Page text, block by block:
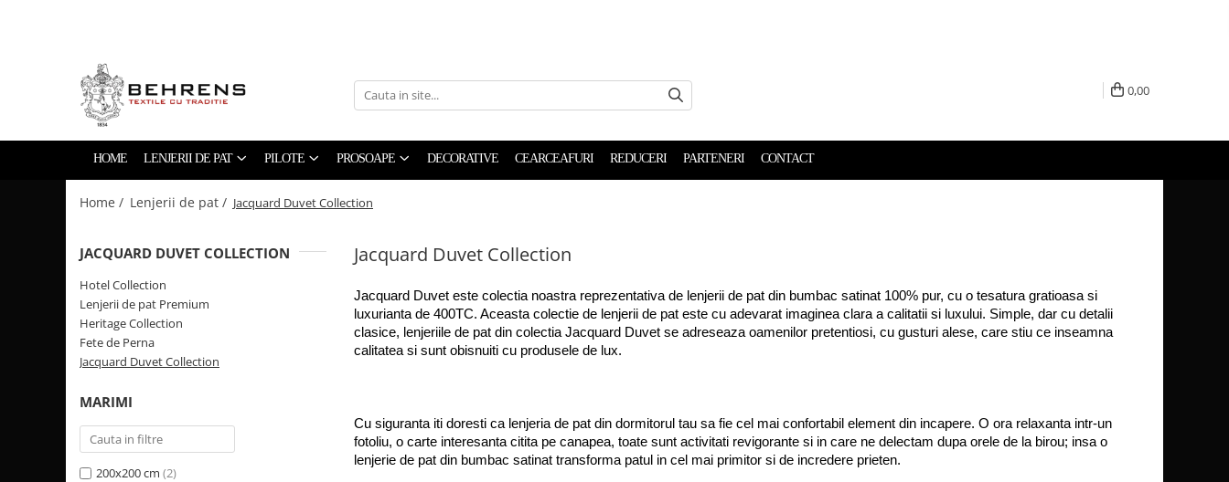
Behrens Be Collection
Lenjerii de pat Premium
Heritage Collection
The Pure Linen Company
William Hunt 600GSM
Zero Twist Collection
0,00
HOME LENJERII DE PAT PILOTE PROSOAPE DECORATIVE CEARCEAFURI REDUCERI PARTENERI CONTACT
Home / Lenjerii de pat / Jacquard Duvet Collection
Jacquard Duvet Collection
Jacquard Duvet este colectia noastra reprezentativa de lenjerii de pat din bumbac satinat 100% pur, cu o tesatura gratioasa si
luxurianta de 400TC. Aceasta colectie de lenjerii de pat este cu adevarat imaginea clara a calitatii si luxului. Simple, dar cu detalii
clasice, lenjeriile de pat din colectia Jacquard Duvet se adreseaza oamenilor pretentiosi, cu gusturi alese, care stiu ce inseamna
calitatea si sunt obisnuiti cu produsele de lux.
Cu siguranta iti doresti ca lenjeria de pat din dormitorul tau sa fie cel mai confortabil element din incapere. O ora relaxanta intr-un
fotoliu, o carte interesanta citita pe canapea, toate sunt activitati revigorante si in care ne delectam dupa orele de la birou; insa o
lenjerie de pat din bumbac satinat transforma patul in cel mai primitor si de incredere prieten.
JACQUARD DUVET COLLECTION
Hotel Collection
Lenjerii de pat Premium
Heritage Collection
Fete de Perna
Jacquard Duvet Collection
MARIMI
200x200 cm (2)